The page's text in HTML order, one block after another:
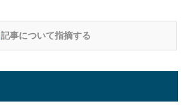
記事について指摘する